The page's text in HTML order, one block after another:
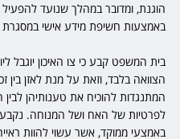
הוגנת, ומדובר במהלך שנועד
באמצעות חשיפת מידע אישי
בית המשפט קבע כי צו האיכון יוגבל
הצוואה בלבד, וזאת על מנת לאזן בין
המתנגדות להוכיח את טענותיהן לבין
לפרטיות של האח ושל המנוחה. נקבע
באמצעי ממוקד, אשר עשוי להוות